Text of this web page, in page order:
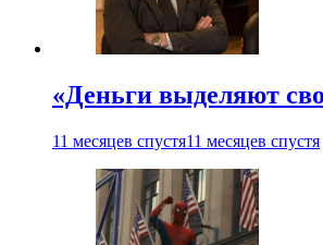
«Деньги выделяют
11 месяцев спустя11 месяцев спустя